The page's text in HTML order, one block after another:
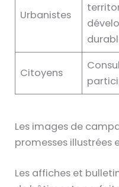
Urbanistes
Citoyens
Les images de
promesses
Les affiches et